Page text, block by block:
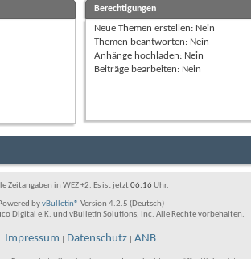
Berechtigungen
Neue Themen erstellen: Nein
Themen beantworten: Nein
Anhänge hochladen: Nein
Beiträge bearbeiten: Nein
Zeitangaben in WEZ +2. Es ist jetzt06:16Uhr.
Powered byvBulletin® Version 4.2.5 (Deutsch)
Digital e.K. und vBulletin Solutions, Inc. Alle Rechte vorbehalten.
Impressum Datenschutz ANB